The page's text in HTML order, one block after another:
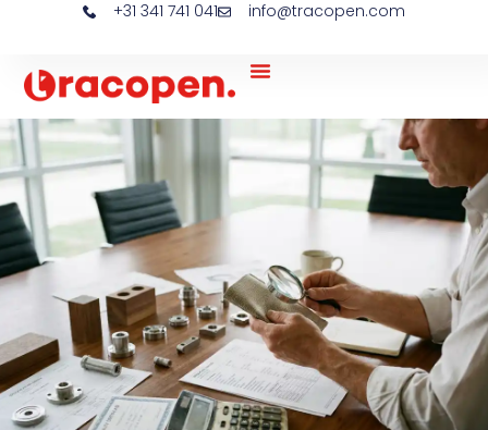
+31 341 741 041 info@tracopen.com